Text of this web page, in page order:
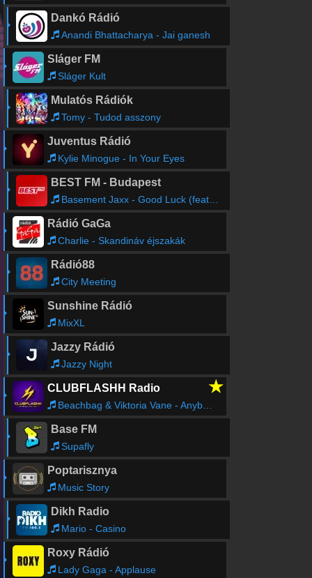
Dankó Rádió
Anandi Bhattacharya - Jai ganesh
Sláger FM
Sláger Kult
Mulatós Rádiók
Tomy - Tudod asszony
Juventus Rádió
Kylie Minogue - In Your Eyes
BEST FM - Budapest
Basement Jaxx - Good Luck (feat. Lisa Kekaula)
Rádió GaGa
Charlie - Skandináv éjszakák
Rádió88
City Meeting
Sunshine Rádió
MixXL
Jazzy Rádió
Jazzy Night
CLUBFLASHH Radio ★
Beachbag & Viktoria Vane - Anybody
Base FM
Supafly
Poptarisznya
Music Story
Dikh Radio
Mario - Casino
Roxy Rádió
Lady Gaga - Applause